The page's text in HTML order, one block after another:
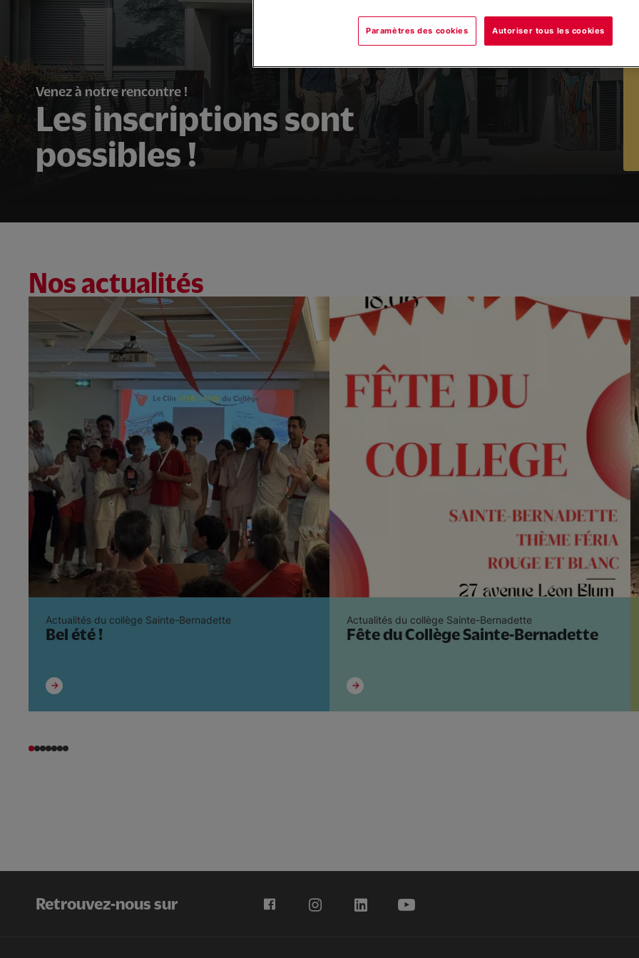
Venez à notre rencontre !
Les inscriptions sont
possibles !
Nos actualités
Actualités du collège Sainte-Bernadette
Bel été !
Actualités du collège Sainte-Bernadette
Fête du Collège Sainte-Bernadette
Retrouvez-nous sur
Paramètres des cookies Autoriser tous les cookies